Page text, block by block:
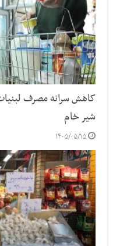
کاهش سرانه مصرف
شیر خام
۱۴۰۵/۰۵/۱۵